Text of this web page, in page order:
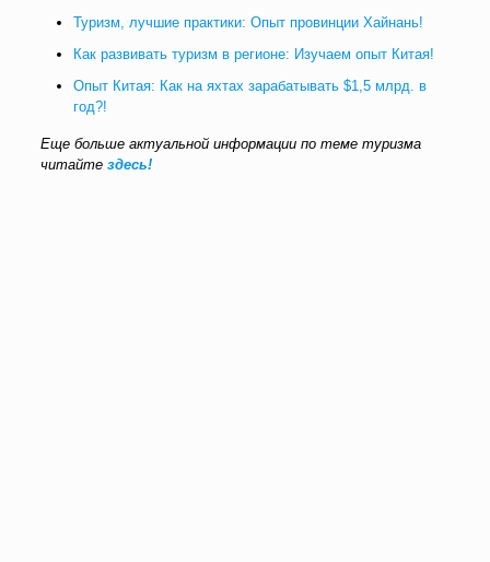
Туризм, лучшие практики: Опыт провинции Хайнань!
Как развивать туризм в регионе: Изучаем опыт Китая!
Опыт Китая: Как на яхтах зарабатывать $1,5 млрд. в
год?!
Еще больше актуальной информации по теме туризма
читайте здесь!